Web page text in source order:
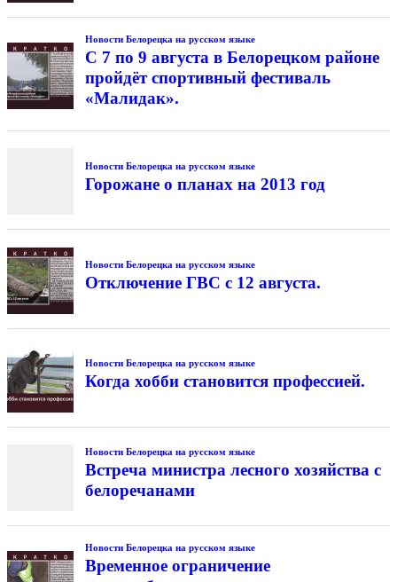
Новости Белорецка на русском языке
С 7 по 9 августа в Белорецком районе
пройдёт спортивный фестиваль
«Малидак».
Новости Белорецка на русском языке
Горожане о планах на 2013 год
Новости Белорецка на русском языке
Отключение ГВС с 12 августа.
Новости Белорецка на русском языке
Когда хобби становится профессией.
Новости Белорецка на русском языке
Встреча министра лесного хозяйства с
белоречанами
Новости Белорецка на русском языке
Временное ограничение